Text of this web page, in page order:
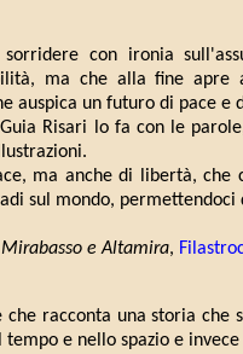
con ironia
ma che alla fine apre
auspica un futuro di pace e
Risari lo fa con le
ma anche di libertà, che
sul mondo,
Mirabasso e Altamira,
racconta una storia che
e nello spazio e